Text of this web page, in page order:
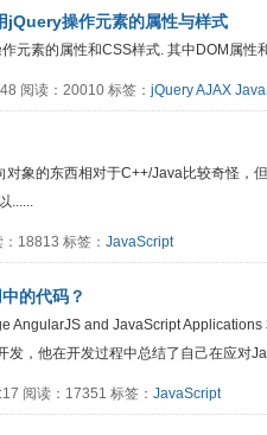
jQuery操作元素的属性与样式
元素的属性和CSS样式. 其中DOM属性
阅读：20010 标签： jQueryAJAX
象的东西相对于C++/Java比较奇怪，
......
18813 标签： JavaScript
的代码？
AngularJS and JavaScript
发，他在开发过程中总结了自己在应对
阅读：17351 标签： JavaScript